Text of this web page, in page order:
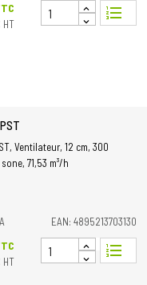
HT
format_list_numbered
Ventilateur, 12 cm, 300
71,53 m³/h
EAN: 4895213703130
HT
format_list_numbered